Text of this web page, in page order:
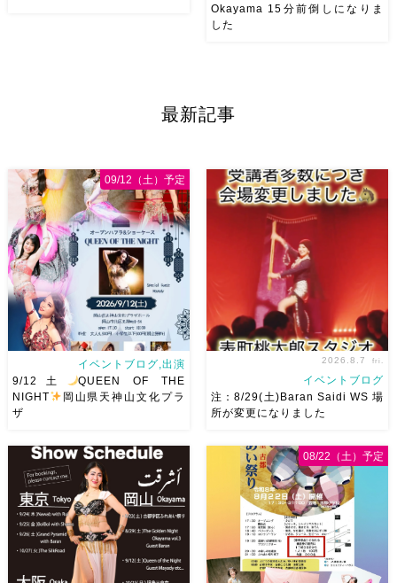
Show 】 Guest DancerTixi
踊ってくれます♡ 東京から参
Okayama 15分前倒しになりま
した
最新記事
2026/9/12(土)Ricoさん主催
QUEEN OF THE NIGHT岡山
県天神山文化プラザ Guestに女
神 @mayadyorientaldance
さん
女神のオーラ浴びに行き
ましょー […]
イベントブログ,出演
9/12土
QUEEN OF THE
NIGHT
岡山県天神山文化プラ
ザ
09/12（土）予定
8/29（土）Baran Saidi WSお
申し込み多数につき会場変更し
ました♡ 表町桃太郎スタジオ
岡山県岡山市 北区表町2丁目6-
64 4階 ショー会場から近いの
で、安心♡駅からもバスで天満
屋バスス […]
2026.8.7 fri.
イベントブログ
注：8/29(土)Baran Saidi WS 場
所が変更になりました
08/22（土）予定